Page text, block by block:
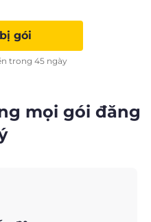
gói
trong 45 ngày
mọi gói đăng